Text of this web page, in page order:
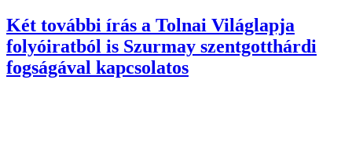
Két további írás a Tolnai Világlapja
folyóiratból is Szurmay szentgotthárdi
fogságával kapcsolatos